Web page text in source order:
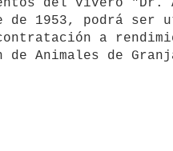
de 1953, podrá
a
de Animales de